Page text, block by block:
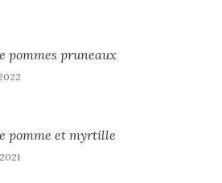
pommes pruneaux
pomme et myrtille